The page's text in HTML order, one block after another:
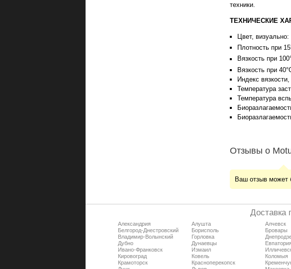
техники.
ТЕХНИЧЕСКИЕ
Цвет,
Плотность при
Вязкость при
Вязкость при
Индекс
Температура
Температура
Отзывы о
Ваш отзыв может
Доставка
Александрия Алушта Алчевск
Белгород-Днестровский
Борисполь Бровары
Владимир-Волынский
Горловка
Дубно
Дунаевцы
Ивано-Франковск
Измаил
Кировоград
Ковель Коломыя
Крамоторск
Красноперекопск